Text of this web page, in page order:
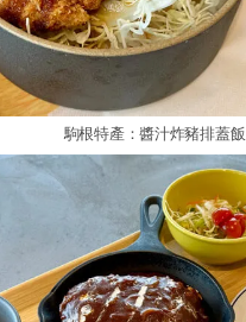
駒根特產：醬汁炸豬排蓋飯